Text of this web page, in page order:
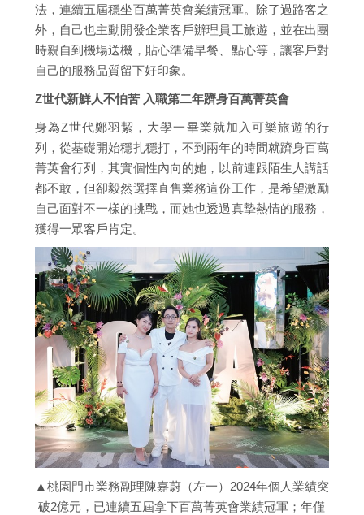
法，連續五屆穩坐百萬菁英會業績冠軍。除了過路客之
外，自己也主動開發企業客戶辦理員工旅遊，並在出團
時親自到機場送機，貼心準備早餐、點心等，讓客戶對
自己的服務品質留下好印象。
Z世代新鮮人不怕苦 入職第二年躋身百萬菁英會
身為Z世代鄭羽絜，大學一畢業就加入可樂旅遊的行
列，從基礎開始穩扎穩打，不到兩年的時間就躋身百萬
菁英會行列，其實個性內向的她，以前連跟陌生人講話
都不敢，但卻毅然選擇直售業務這份工作，是希望激勵
自己面對不一樣的挑戰，而她也透過真摯熱情的服務，
獲得一眾客戶肯定。
▲桃園門市業務副理陳嘉蔚（左一）2024年個人業績突
破2億元，已連續五屆拿下百萬菁英會業績冠軍；年僅